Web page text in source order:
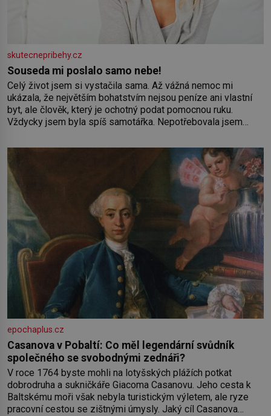
skutecnepribehy.cz
Souseda mi poslalo samo nebe!
Celý život jsem si vystačila sama. Až vážná nemoc mi
ukázala, že největším bohatstvím nejsou peníze ani vlastní
byt, ale člověk, který je ochotný podat pomocnou ruku.
Vždycky jsem byla spíš samotářka. Nepotřebovala jsem
práce a hlavně klid. Hned po studiích jsem odešla z rodného
epochaplus.cz
Casanova v Pobaltí: Co měl legendární svůdník
společného se svobodnými zednáři?
V roce 1764 byste mohli na lotyšských plážích potkat
dobrodruha a sukničkáře Giacoma Casanovu. Jeho cesta k
Baltskému moři však nebyla turistickým výletem, ale ryze
pracovní cestou se zištnými úmysly. Jaký cíl Casanova